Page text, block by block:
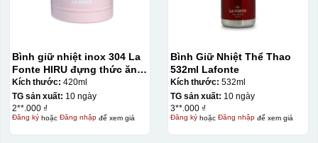
Bình giữ nhiệt inox 304 La
Fonte HIRU đựng thức ăn
420 ml – 012348
Kích thước: 420ml
TG sản xuất: 10 ngày
2**.000 ₫
Đăng kýhoặc Đăng nhậpđể xem giá
Bình Giữ Nhiệt Thể Thao
532ml Lafonte
Kích thước: 532ml
TG sản xuất: 10 ngày
3**.000 ₫
Đăng kýhoặc Đăng nhậpđể xem giá